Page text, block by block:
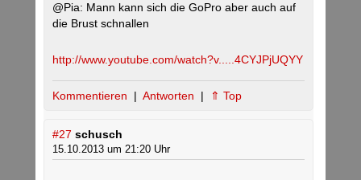
@Pia: Mann kann sich die GoPro aber auch auf
die Brust schnallen
http://www.youtube.com/watch?v.....4CYJPjUQYY
Kommentieren | Antworten | ⇑ Top
#27 schusch
15.10.2013 um 21:20 Uhr